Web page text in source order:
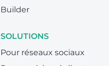
Builder
SOLUTIONS
Pour réseaux sociaux